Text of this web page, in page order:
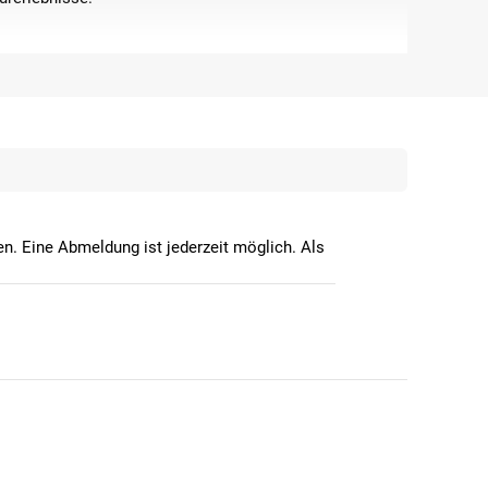
kann es von vielen verschiedenen Fahrertypen
dir. Aber auch für entspannte Touren über
Eine Abmeldung ist jederzeit möglich. Als